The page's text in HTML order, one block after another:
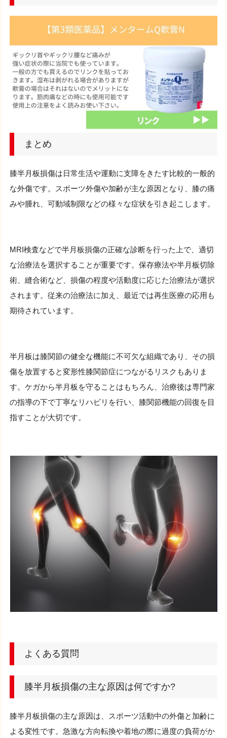
まとめ
膝半月板損傷は日常生活や運動に支障をきたす比較的一般的
な外傷です。スポーツ外傷や加齢が主な原因となり、膝の痛
みや腫れ、可動域制限などの様々な症状を引き起こします。
MRI検査などで半月板損傷の正確な診断を行った上で、適切
な治療法を選択することが重要です。保存療法や半月板切除
術、縫合術など、損傷の程度や活動度に応じた治療法が選択
されます。従来の治療法に加え、最近では再生医療の応用も
期待されています。
半月板は膝関節の健全な機能に不可欠な組織であり、その損
傷を放置すると変形性膝関節症につながるリスクもありま
す。ケガから半月板を守ることはもちろん、治療後は専門家
の指導の下で丁寧なリハビリを行い、膝関節機能の回復を目
指すことが大切です。
よくある質問
膝半月板損傷の主な原因は何ですか?
膝半月板損傷の主な原因は、スポーツ活動中の外傷と加齢に
よる変性です。急激な方向転換や着地の際に過度の負荷がか